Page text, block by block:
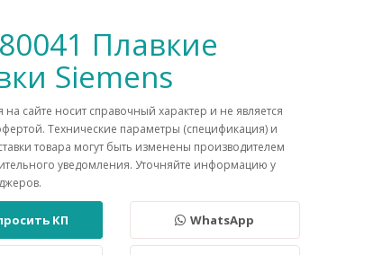
Плавкие
Siemens
сайте носит справочный характер и не является
Технические параметры (спецификация) и
товара могут быть изменены производителем
уведомления. Уточняйте информацию у
КП WhatsApp